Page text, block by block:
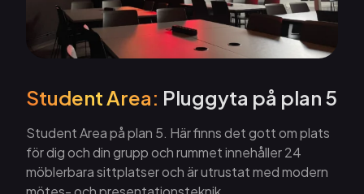
Student Area: Pluggyta på plan 5
Student Area på plan 5. Här finns det gott om plats
för dig och din grupp och rummet innehåller 24
möblerbara sittplatser och är utrustat med modern